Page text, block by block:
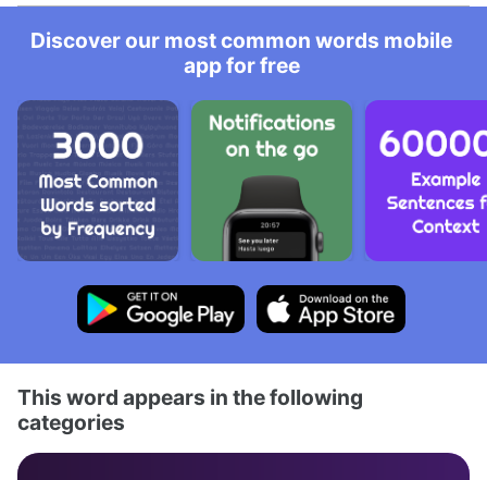
Discover our most common words mobile
app for free
This word appears in the following
categories